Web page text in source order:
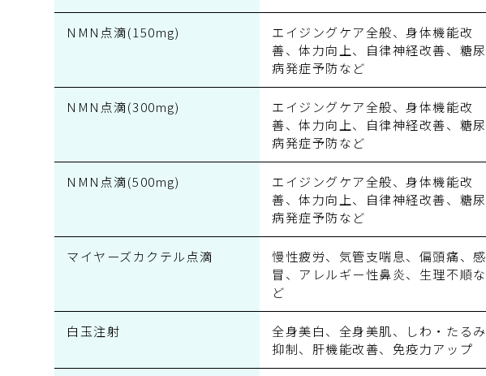
NMN点滴(150mg)
エイジングケア全般、身体機能改
善、体力向上、自律神経改善、糖尿
病発症予防など
NMN点滴(300mg)
エイジングケア全般、身体機能改
善、体力向上、自律神経改善、糖尿
病発症予防など
NMN点滴(500mg)
エイジングケア全般、身体機能改
善、体力向上、自律神経改善、糖尿
病発症予防など
マイヤーズカクテル 点滴
慢性疲労、気管支喘息、偏頭痛、感
冒、アレルギー性鼻炎、生理不順な
ど
白玉注射
全身美白、全身美肌、しわ・たるみ
抑制、肝機能改善、免疫力アップ